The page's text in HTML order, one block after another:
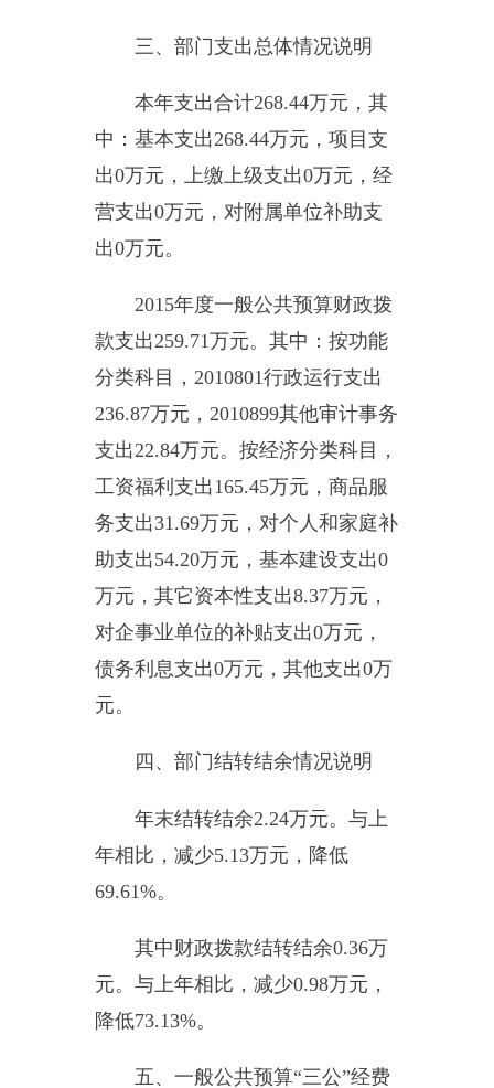
五、一般公共预算“三公”经费
2015
年度一般公共预算“三
增加
0.54 万元，增长12.79%，增加
原因是接待上级来访人员较多。具
体情况如下：
因公出国（境）费支出0万
元，比上年增加0万元，增长0% 。
出国（境）团组0个，累计0人次。
开支内容包括：无。
公务用车购置及运行维护费
2.26万元,比上年减少 0.06万元，降
低2.58% 。其中，公务用车购置0万
元，公务用车运行维护费 2.26 万
2015年，单位一般公共财政拨款安
排的公务用车购置量 0 辆，保有量
为1辆。
是：国内公务接待支出2.50万元，
审下审计组等。乌恰县审计局国内
公务接待 批次，102人次。
六、部门预算执行情况分析说
（一）综合收支与上年度决算
对比情况
2015 年度收入263.30万元,与上